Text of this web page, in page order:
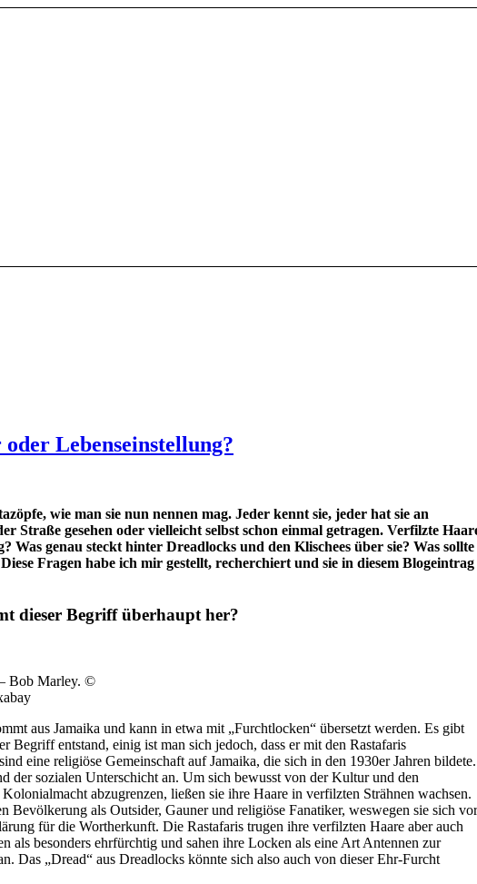
Lebenseinstellung?
wie man sie nun nennen mag. Jeder kennt sie, jeder hat sie an
Straße gesehen oder vielleicht selbst schon einmal getragen. Verfilzte
Was genau steckt hinter Dreadlocks und den Klischees über sie? Was sollte
Fragen habe ich mir gestellt, recherchiert und sie in diesem Blogeintrag
dieser Begriff überhaupt her?
Bob Marley. ©
aus Jamaika und kann in etwa mit „Furchtlocken“ übersetzt werden. Es gibt
Begriff entstand, einig ist man sich jedoch, dass er mit den Rastafaris
eine religiöse Gemeinschaft auf Jamaika, die sich in den 1930er Jahren bildete.
der sozialen Unterschicht an. Um sich bewusst von der Kultur und den
abzugrenzen, ließen sie ihre Haare in verfilzten Strähnen wachsen.
Bevölkerung als Outsider, Gauner und religiöse Fanatiker, weswegen sie sich vor
für die Wortherkunft. Die Rastafaris trugen ihre verfilzten Haare aber auch
als besonders ehrfürchtig und sahen ihre Locken als eine Art Antennen zur
Das „Dread“ aus Dreadlocks könnte sich also auch von dieser Ehr-Furcht